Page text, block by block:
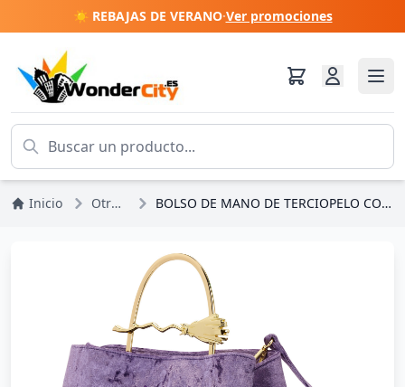
☀️ REBAJAS DE VERANO·Ver promociones
Inicio Otros Otro Disney BOLSO DE MANO DE TERCIOPELO CON ASA DE ESCOBA - DISNEY LOUNGEFLY ABRACADABRA